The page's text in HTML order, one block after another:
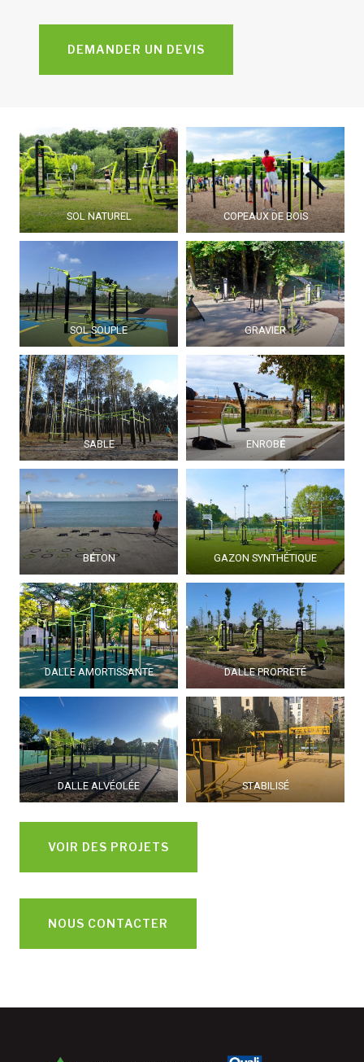
DEMANDER UN DEVIS
SOL NATUREL COPEAUX DE BOIS
SOL SOUPLE GRAVIER
SABLE ENROBÉ
BÉTON GAZON SYNTHÉTIQUE
DALLE AMORTISSANTE DALLE PROPRETÉ
DALLE ALVÉOLÉE STABILISÉ
VOIR DES PROJETS
NOUS CONTACTER